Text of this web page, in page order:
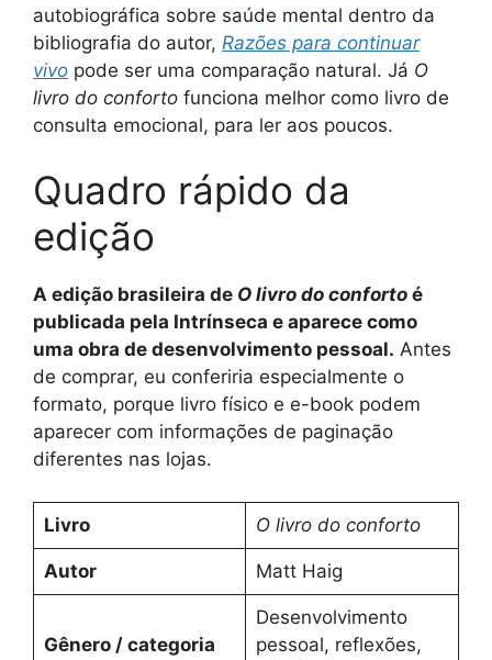
autobiográfica sobre saúde mental dentro da
bibliografia do autor, Razões para continuar
vivo pode ser uma comparação natural. Já O
livro do conforto funciona melhor como livro de
consulta emocional, para ler aos poucos.
Quadro rápido da
edição
A edição brasileira de O livro do conforto é
publicada pela Intrínseca e aparece como
uma obra de desenvolvimento pessoal. Antes
de comprar, eu conferiria especialmente o
formato, porque livro físico e e-book podem
aparecer com informações de paginação
diferentes nas lojas.
Livro O livro do conforto
Autor Matt Haig
Gênero / categoria
Desenvolvimento
pessoal, reflexões,